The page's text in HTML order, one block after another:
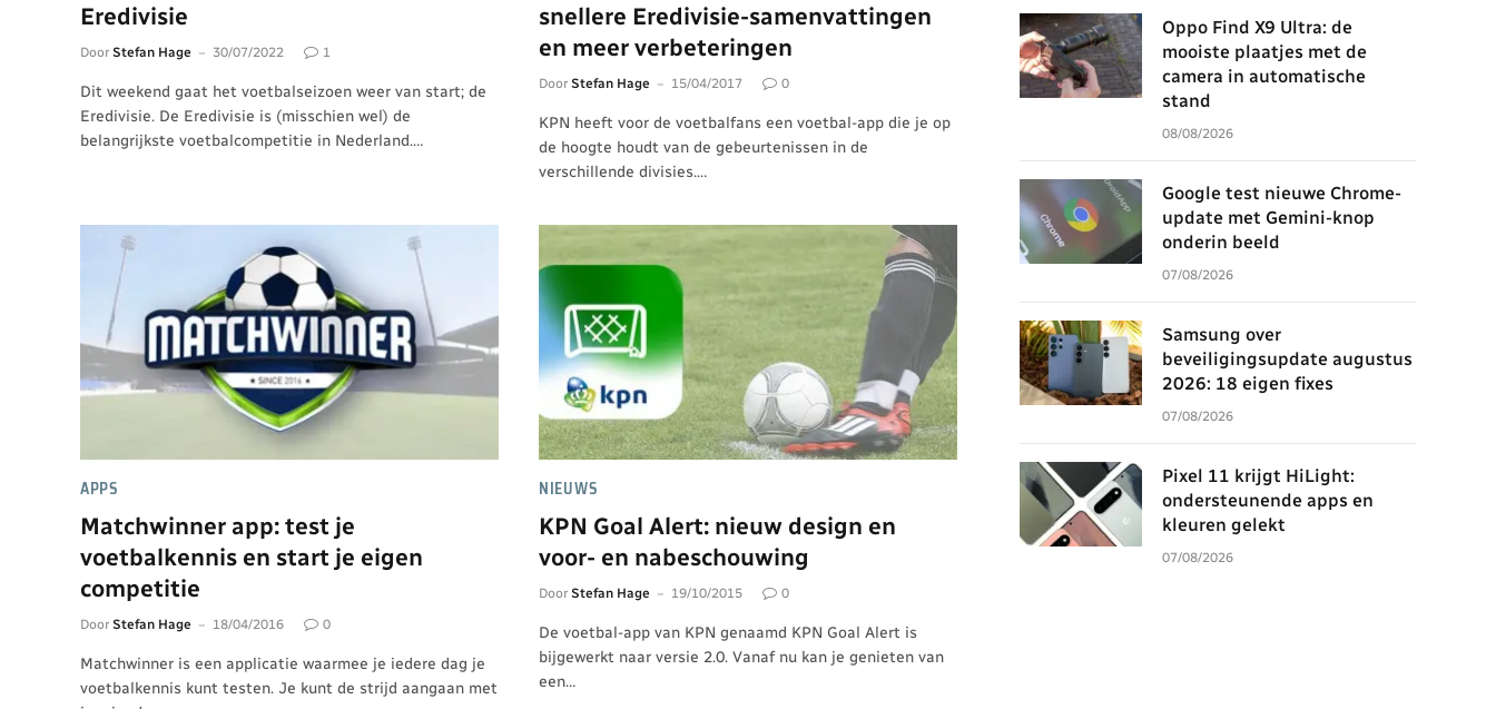
Eredivisie
Door Stefan Hage 30/07/2022 1
Dit weekend gaat het voetbalseizoen weer van start; de
Eredivisie. De Eredivisie is (misschien wel) de
belangrijkste voetbalcompetitie in Nederland.…
snellere Eredivisie-samenvattingen
en meer verbeteringen
Door Stefan Hage 15/04/2017 0
KPN heeft voor de voetbalfans een voetbal-app die je op
de hoogte houdt van de gebeurtenissen in de
verschillende divisies.…
APPS
Matchwinner app: test je
voetbalkennis en start je eigen
competitie
Door Stefan Hage 18/04/2016 0
Matchwinner is een applicatie waarmee je iedere dag je
voetbalkennis kunt testen. Je kunt de strijd aangaan met
NIEUWS
KPN Goal Alert: nieuw design en
voor- en nabeschouwing
Door Stefan Hage 19/10/2015 0
De voetbal-app van KPN genaamd KPN Goal Alert is
bijgewerkt naar versie 2.0. Vanaf nu kan je genieten van
een…
Oppo Find X9 Ultra: de
mooiste plaatjes met de
camera in automatische
stand
08/08/2026
Google test nieuwe Chrome-
update met Gemini-knop
onderin beeld
07/08/2026
Samsung over
beveiligingsupdate augustus
2026: 18 eigen fixes
07/08/2026
Pixel 11 krijgt HiLight:
ondersteunende apps en
kleuren gelekt
07/08/2026